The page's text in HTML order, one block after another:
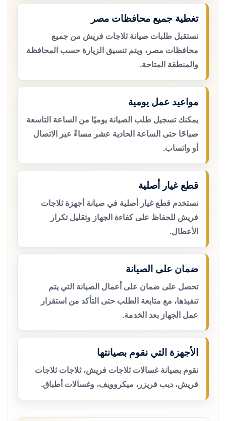
تغطية جميع محافظات مصر
نستقبل طلبات صيانة ثلاجات فريش من جميع
محافظات مصر، ويتم تنسيق الزيارة حسب المحافظة
والمنطقة المتاحة.
مواعيد عمل يومية
يمكنك تسجيل طلب الصيانة يوميًا من الساعة التاسعة
صباحًا حتى الساعة الحادية عشر مساءً عبر الاتصال
أو واتساب.
قطع غيار أصلية
نستخدم قطع غيار أصلية في صيانة أجهزة ثلاجات
فريش للحفاظ على كفاءة الجهاز وتقليل تكرار
الأعطال.
ضمان على الصيانة
تحصل على ضمان على أعمال الصيانة التي يتم
تنفيذها، مع متابعة الطلب حتى التأكد من استقرار
عمل الجهاز بعد الخدمة.
الأجهزة التي نقوم بصيانتها
نقوم بصيانة غسالات ثلاجات فريش، ثلاجات ثلاجات
فريش، ديب فريزر، ميكروويف، وغسالات أطباق.